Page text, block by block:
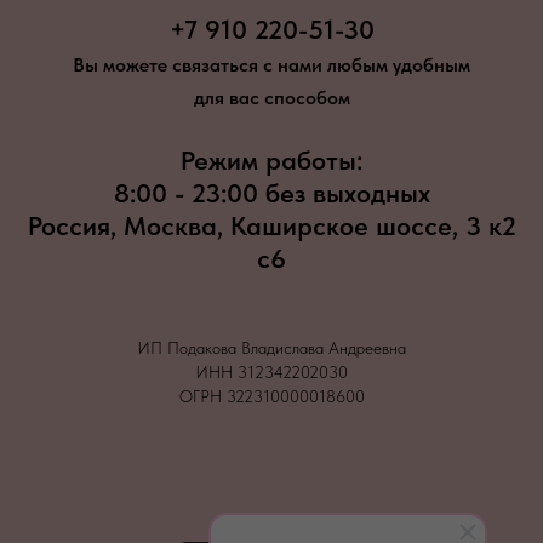
+7 910 220-51-30
Вы можете связаться с нами любым удобным
для вас способом
Режим работы:
8:00 - 23:00 без выходных
Россия, Москва, Каширское шоссе, 3 к2
с6
ИП Подакова Владислава Андреевна
ИНН 312342202030
ОГРН 322310000018600